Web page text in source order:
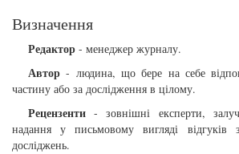
Визначення
Редактор - менеджер журналу.
Автор - людина, що бере на себе
частину або за дослідження в цілому.
Рецензенти - зовнішні експерти,
надання у письмовому вигляді
досліджень.